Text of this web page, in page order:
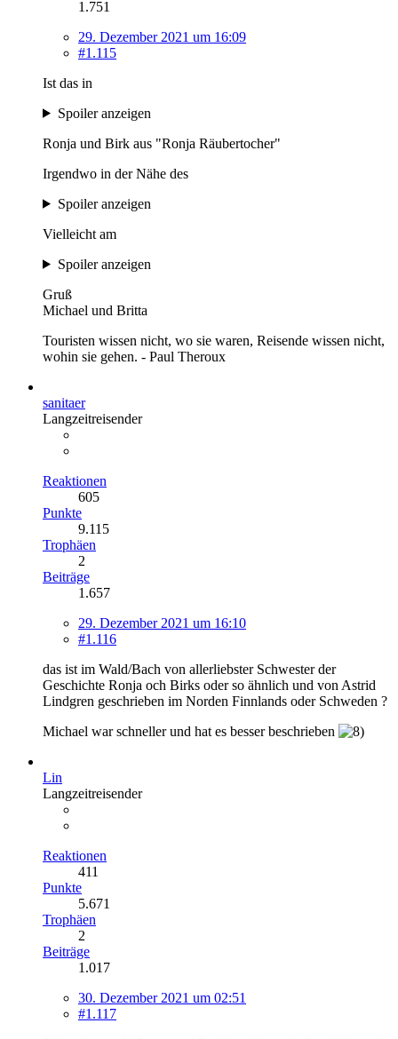
1.751
29. Dezember 2021 um 16:09
#1.115
Ist das in
Spoiler anzeigen
Ronja und Birk aus "Ronja Räubertocher"
Irgendwo in der Nähe des
Spoiler anzeigen
Vielleicht am
Spoiler anzeigen
Gruß
Michael und Britta
Touristen wissen nicht, wo sie waren, Reisende wissen nicht,
wohin sie gehen. - Paul Theroux
sanitaer
Langzeitreisender
Reaktionen
605
Punkte
9.115
Trophäen
2
Beiträge
1.657
29. Dezember 2021 um 16:10
#1.116
das ist im Wald/Bach von allerliebster Schwester der
Geschichte Ronja och Birks oder so ähnlich und von Astrid
Lindgren geschrieben im Norden Finnlands oder Schweden ?
Michael war schneller und hat es besser beschrieben
Lin
Langzeitreisender
Reaktionen
411
Punkte
5.671
Trophäen
2
Beiträge
1.017
30. Dezember 2021 um 02:51
#1.117